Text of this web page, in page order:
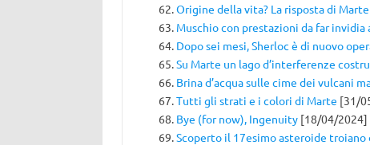
Origine della vita? La risposta di Marte
Muschio con prestazioni da far invidia
Dopo sei mesi, Sherloc è di nuovo
Su Marte un lago d’interferenze
Brina d’acqua sulle cime dei vulcani
Tutti gli strati e i colori di Marte [31/
Bye (for now), Ingenuity[18/04/2024]
Scoperto il 17esimo asteroide troiano